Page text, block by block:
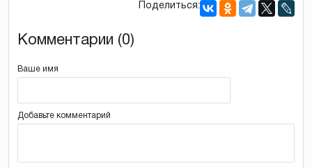
Поделиться:
Комментарии (0)
Ваше имя
Добавьте комментарий